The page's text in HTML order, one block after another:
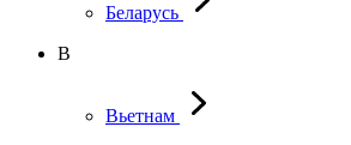
Беларусь
В
Вьетнам